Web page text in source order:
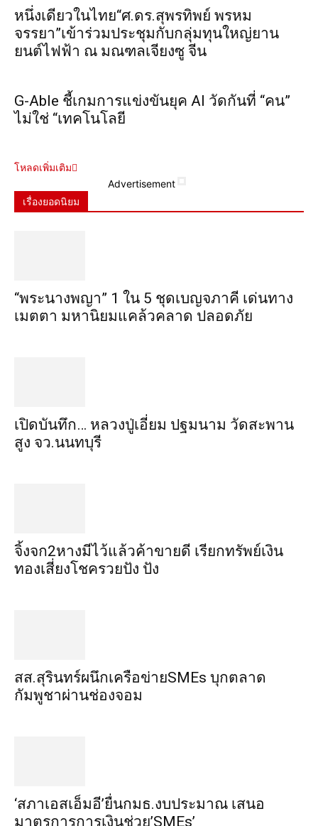
หนึ่งเดียวในไทย“ศ.ดร.สุพรทิพย์ พรหม
จรรยา”เข้าร่วมประชุมกับกลุ่มทุนใหญ่ยาน
ยนต์ไฟฟ้า ณ มณฑลเจียงซู จีน
G-Able ชี้เกมการแข่งขันยุค AI วัดกันที่ “คน”
ไม่ใช่ “เทคโนโลยี
โหลดเพิ่มเติม
Advertisement
เรื่องยอดนิยม
“พระ​นาง​พญา” 1 ใน 5​ ชุดเบญจ​ภาคี​ เด่นทาง
เมตตา​ มหา​นิยม​แคล้วคลาด​ ปลอดภัย​
เปิดบันทึก… หลวงปู่เอี่ยม ​ปฐม​นาม​ วัดสะพาน
สูง​ จว.นนทบุรี
จิ้งจก​2​หาง​มีไว้แล้ว​ค้าขาย​ดี​ เรียก​ทรัพย์เงิน
ทอง​เสี่ยงโชค​รวยปัง​ ปัง​
สส.สุรินทร์ผนึกเครือข่ายSMEs บุกตลาด
กัมพูชาผ่านช่องจอม
‘สภาเอสเอ็มอี’ยื่นกมธ.งบประมาณ เสนอ
มาตรการการเงินช่วย’SMEs’